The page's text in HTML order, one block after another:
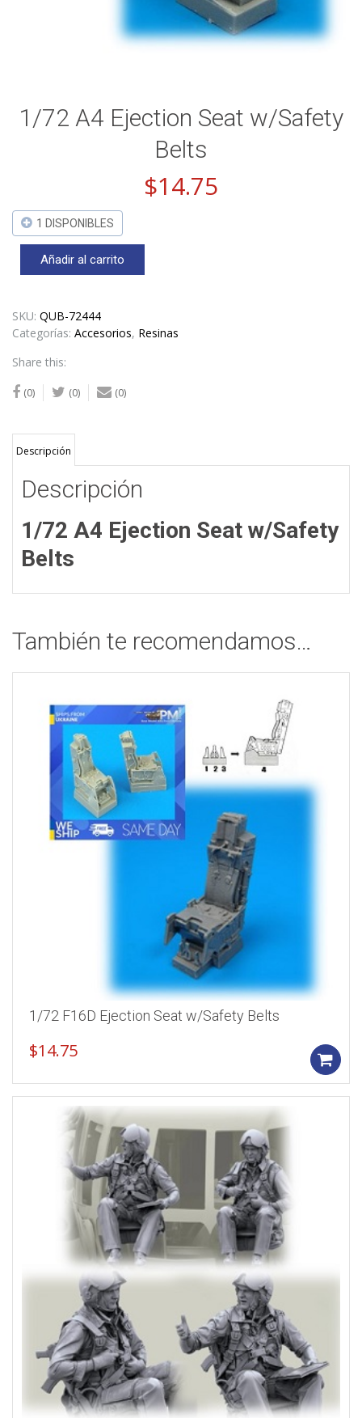
1/72 A4 Ejection Seat w/Safety
Belts
$14.75
1 DISPONIBLES
Seat
w/Safety
cantidad
Añadir al carrito
SKU: QUB-72444
Categorías: Accesorios, Resinas
Share this:
(0) (0) (0)
Descripción
Descripción
1/72 A4 Ejection Seat w/Safety
Belts
También te recomendamos…
1/72 F16D Ejection Seat w/Safety Belts
$14.75